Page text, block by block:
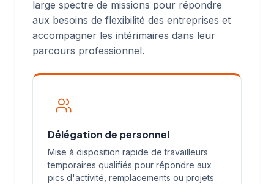
large spectre de missions pour répondre
aux besoins de flexibilité des entreprises et
accompagner les intérimaires dans leur
parcours professionnel.
Délégation de personnel
Mise à disposition rapide de travailleurs
temporaires qualifiés pour répondre aux
pics d'activité, remplacements ou projets